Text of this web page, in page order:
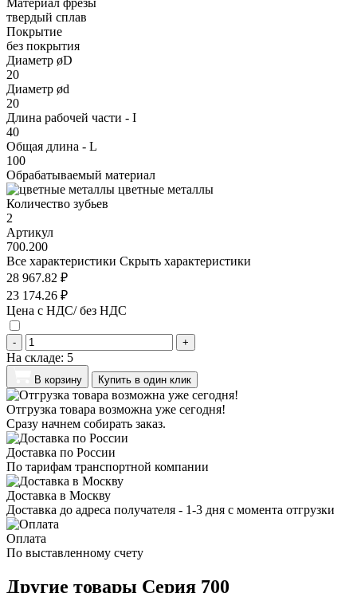
твердый сплав
Покрытие
без покрытия
Диаметр øD
20
Диаметр ød
20
Длина рабочей части - I
40
Общая длина - L
100
Обрабатываемый материал
цветные металлы
Количество зубьев
2
Артикул
700.200
Все характеристики Скрыть характеристики
28 967.82 ₽
23 174.26 ₽
Цена с НДС/ без НДС
- +
На складе: 5
В корзину Купить в один клик
Отгрузка товара возможна уже сегодня!
Сразу начнем собирать заказ.
Доставка по России
По тарифам транспортной компании
Доставка в Москву
Доставка до адреса получателя - 1-3 дня с момента отгрузки
Оплата
По выставленному счету
Другие товары Серия 700